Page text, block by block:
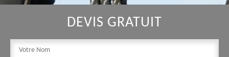
DEVIS GRATUIT